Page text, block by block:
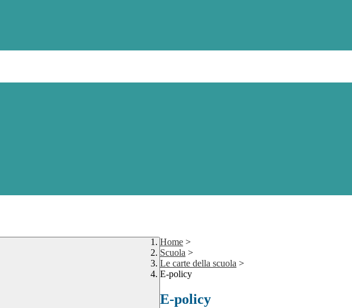
Home >
Scuola >
Le carte della scuola >
E-policy
E-policy